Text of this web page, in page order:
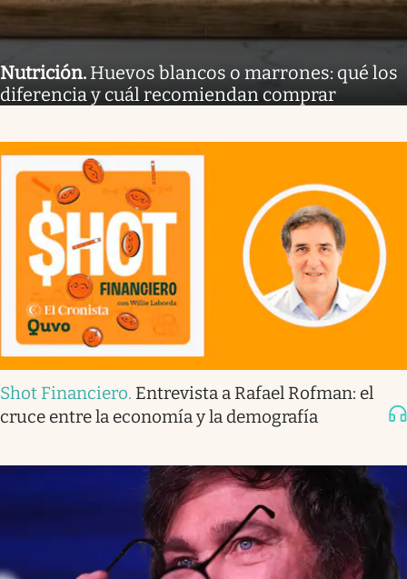
Nutrición. Huevos blancos o marrones: qué los
diferencia y cuál recomiendan comprar
Shot Financiero. Entrevista a Rafael Rofman: el
cruce entre la economía y la demografía